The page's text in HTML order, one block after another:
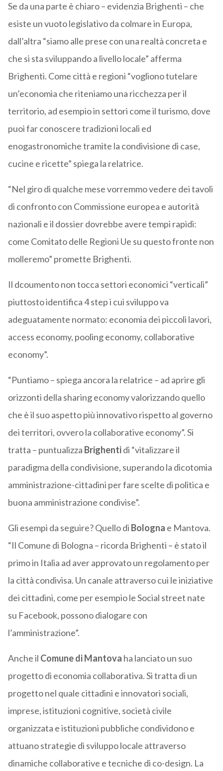
Se da una parte è chiaro – evidenzia Brighenti – che
esiste un vuoto legislativo da colmare in Europa,
dall’altra “siamo alle prese con una realtà concreta e
che si sta sviluppando a livello locale” afferma
Brighenti. Come città e regioni “vogliono tutelare
un’economia che riteniamo una ricchezza per il
territorio, ad esempio in settori come il turismo, dove
puoi far conoscere tradizioni locali ed
enogastronomiche tramite la condivisione di case,
cucine e ricette” spiega la relatrice.
“Nel giro di qualche mese vorremmo vedere dei tavoli
di confronto con Commissione europea e autorità
nazionali e il dossier dovrebbe avere tempi rapidi:
come Comitato delle Regioni Ue su questo fronte non
molleremo” promette Brighenti.
Il dcoumento non tocca settori economici “verticali”
piuttosto identifica 4 step i cui sviluppo va
adeguatamente normato: economia dei piccoli lavori,
access economy, pooling economy, collaborative
economy”.
“Puntiamo – spiega ancora la relatrice – ad aprire gli
orizzonti della sharing economy valorizzando quello
che è il suo aspetto più innovativo rispetto al governo
dei territori, ovvero la collaborative economy”. Si
tratta – puntualizza Brighentidi “vitalizzare il
paradigma della condivisione, superando la dicotomia
amministrazione-cittadini per fare scelte di politica e
buona amministrazione condivise”.
Gli esempi da seguire? Quello di Bologna e Mantova.
“Il Comune di Bologna – ricorda Brighenti – è stato il
primo in Italia ad aver approvato un regolamento per
la città condivisa. Un canale attraverso cui le iniziative
dei cittadini, come per esempio le Social street nate
su Facebook, possono dialogare con
l’amministrazione”.
Anche il Comune di Mantova ha lanciato un suo
progetto di economia collaborativa. Si tratta di un
progetto nel quale cittadini e innovatori sociali,
imprese, istituzioni cognitive, società civile
organizzata e istituzioni pubbliche condividono e
attuano strategie di sviluppo locale attraverso
dinamiche collaborative e tecniche di co-design. La